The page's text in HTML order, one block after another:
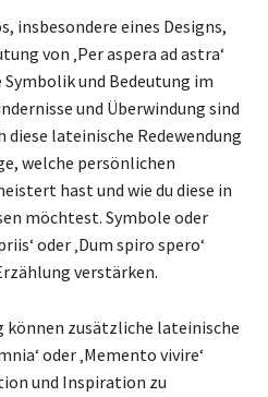
insbesondere eines Designs,
von ‚Per aspera ad astra‘
und Bedeutung im
und Überwindung sind
lateinische Redewendung
welche persönlichen
hast und wie du diese in
möchtest. Symbole oder
oder ‚Dum spiro spero‘
verstärken.
können zusätzliche lateinische
oder ‚Memento vivire‘
und Inspiration zu